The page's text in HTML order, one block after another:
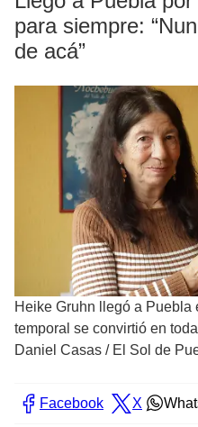
para siempre:
de acá”
Heike Gruhn llegó a Puebla
temporal se convirtió en
Daniel Casas / El Sol de
Facebook X